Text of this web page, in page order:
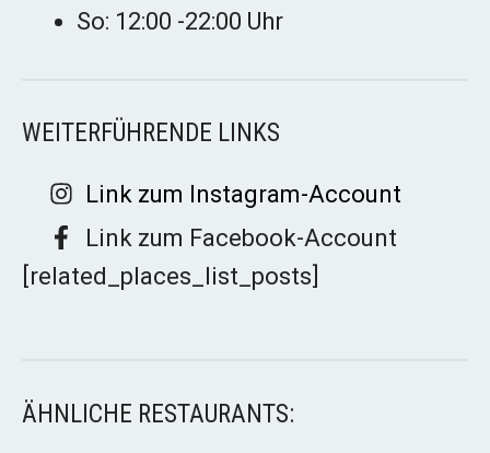
So: 12:00 -22:00 Uhr
WEITERFÜHRENDE LINKS
Link zum Instagram-Account
Link zum Facebook-Account
[related_places_list_posts]
ÄHNLICHE RESTAURANTS: